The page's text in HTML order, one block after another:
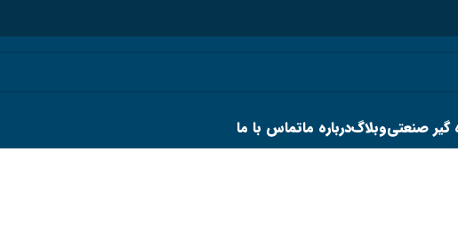
گیر صنعتیوبلاگدرباره ماتماس با ما